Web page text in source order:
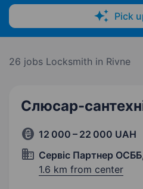
Pick
26 jobs Locksmith in Rivne
Слюсар-
12 000 – 22 000 UAH
Сервіс Партнер
1.6 km from center